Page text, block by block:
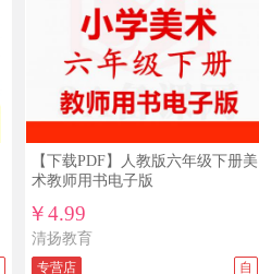
【下载PDF】人教版六年级下册美
术教师用书电子版
￥4.99
清扬教育
专营店 自